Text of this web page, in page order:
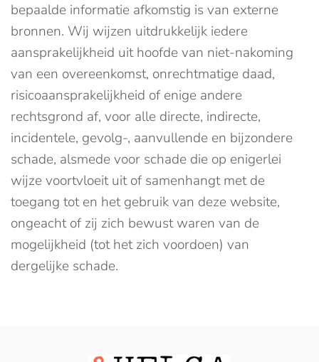
bepaalde informatie afkomstig is van externe
bronnen. Wij wijzen uitdrukkelijk iedere
aansprakelijkheid uit hoofde van niet-nakoming
van een overeenkomst, onrechtmatige daad,
risicoaansprakelijkheid of enige andere
rechtsgrond af, voor alle directe, indirecte,
incidentele, gevolg-, aanvullende en bijzondere
schade, alsmede voor schade die op enigerlei
wijze voortvloeit uit of samenhangt met de
toegang tot en het gebruik van deze website,
ongeacht of zij zich bewust waren van de
mogelijkheid (tot het zich voordoen) van
dergelijke schade.